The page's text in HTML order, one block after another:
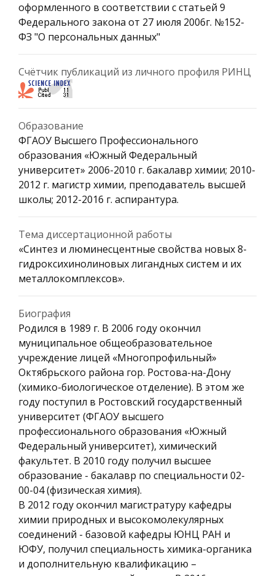
оформленного в соответствии с статьей 9
Федерального закона от 27 июля 2006г. №152-
ФЗ "О персональных данных"
Счётчик публикаций из личного профиля РИНЦ
Образование
ФГАОУ Высшего Профессионального
образования «Южный Федеральный
университет» 2006-2010 г. бакалавр химии; 2010-
2012 г. магистр химии, преподаватель высшей
школы; 2012-2016 г. аспирантура.
Тема диссертационной работы
«Синтез и люминесцентные свойства новых 8-
гидроксихинолиновых лигандных систем и их
металлокомплексов».
Биография
Родился в 1989 г. В 2006 году окончил
муниципальное общеобразовательное
учреждение лицей «Многопрофильный»
Октябрьского района гор. Ростова-на-Дону
(химико-биологическое отделение). В этом же
году поступил в Ростовский государственный
университет (ФГАОУ высшего
профессионального образования «Южный
Федеральный университет), химический
факультет. В 2010 году получил высшее
образование - бакалавр по специальности 02-
00-04 (физическая химия).
В 2012 году окончил магистратуру кафедры
химии природных и высокомолекулярных
соединений - базовой кафедры ЮНЦ РАН и
ЮФУ, получил специальность химика-органика
и дополнительную квалификацию –